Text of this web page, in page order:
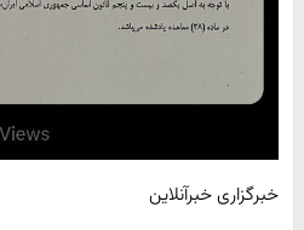
خبرگزاری خبرآنلاین